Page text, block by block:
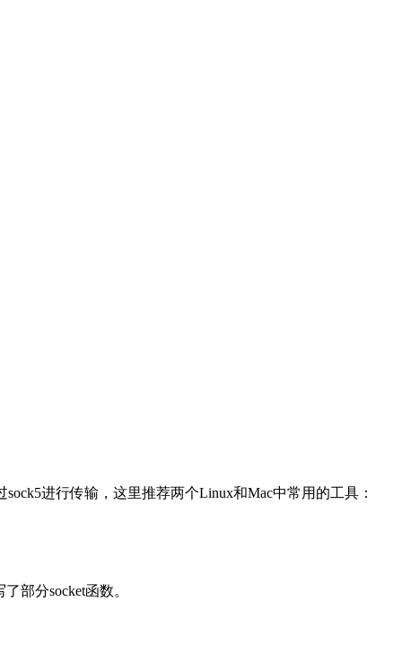
进行传输，这里推荐两个Linux和Mac中常用的工具：
部分socket函数。